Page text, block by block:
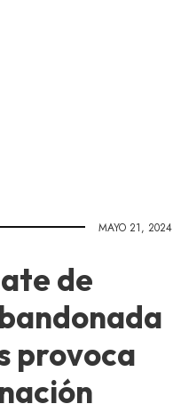
MAYO 21, 2024
de
provoca